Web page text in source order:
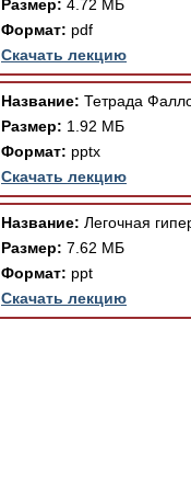
Размер: 4.72 МБ
Формат: pdf
Скачать лекцию
Название: Тетрада
Размер: 1.92 МБ
Формат: pptx
Скачать лекцию
Название: Легочная
Размер: 7.62 МБ
Формат: ppt
Скачать лекцию